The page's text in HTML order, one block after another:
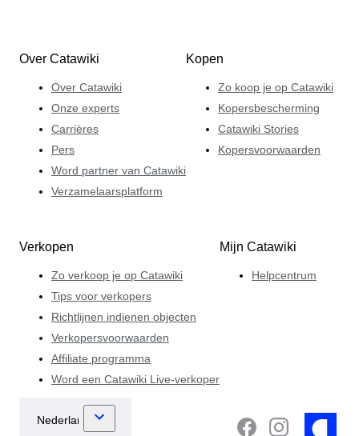
Over Catawiki
Over Catawiki
Onze experts
Carrières
Pers
Word partner van Catawiki
Verzamelaarsplatform
Kopen
Zo koop je op Catawiki
Kopersbescherming
Catawiki Stories
Kopersvoorwaarden
Verkopen
Zo verkoop je op Catawiki
Tips voor verkopers
Richtlijnen indienen objecten
Verkopersvoorwaarden
Affiliate programma
Word een Catawiki Live-verkoper
Mijn Catawiki
Helpcentrum